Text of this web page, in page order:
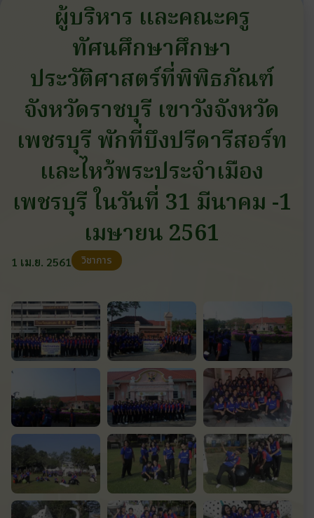
ผู้บริหาร และคณะครู
ทัศนศึกษาศึกษา
ประวัติศาสตร์ที่พิพิธภัณฑ์
จังหวัดราชบุรี เขาวังจังหวัด
เพชรบุรี พักที่บึงปรีดารีสอร์ท
และไหว้พระประจำเมือง
เพชรบุรี ในวันที่ 31 มีนาคม -1
เมษายน 2561
1 เม.ย. 2561 วิชาการ